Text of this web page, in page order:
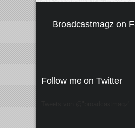
Broadcastmagz on
Follow me on Twitter